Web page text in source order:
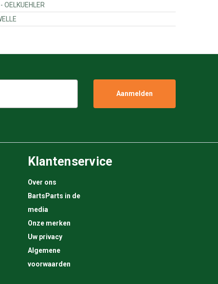
Massey Ferguson - ACW409444A - OELKUEHLER
- 001234163 - WELLE
Klantenservice
Over ons
BartsParts in de
media
Onze merken
Uw privacy
Algemene
voorwaarden